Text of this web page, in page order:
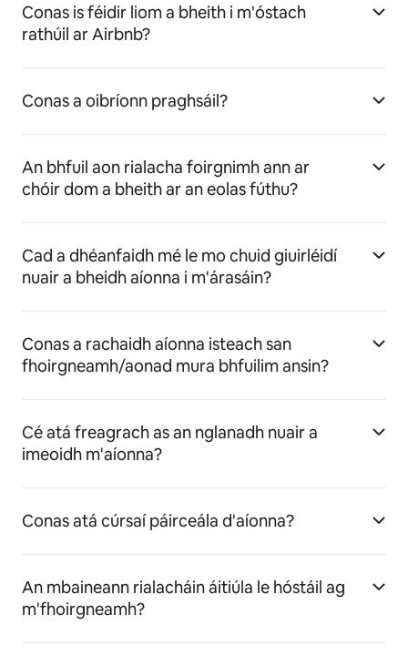
Conas is féidir liom a bheith i m'óstach
rathúil ar Airbnb?
Conas a oibríonn praghsáil?
An bhfuil aon rialacha foirgnimh ann ar
chóir dom a bheith ar an eolas fúthu?
Cad a dhéanfaidh mé le mo chuid giuirléidí
nuair a bheidh aíonna i m'árasáin?
Conas a rachaidh aíonna isteach san
fhoirgneamh/aonad mura bhfuilim ansin?
Cé atá freagrach as an nglanadh nuair a
imeoidh m'aíonna?
Conas atá cúrsaí páirceála d'aíonna?
An mbaineann rialacháin áitiúla le hóstáil ag
m'fhoirgneamh?